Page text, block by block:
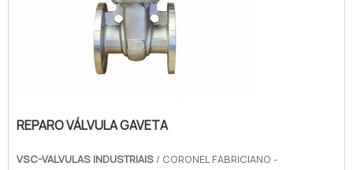
REPARO VÁLVULA GAVETA
VSC-VALVULAS INDUSTRIAIS / CORONEL FABRICIANO -